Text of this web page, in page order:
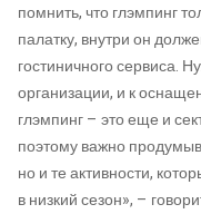
помнить, что глэмпинг
палатку, внутри он
гостиничного сервиса.
организации, и к
глэмпинг – это еще и
поэтому важно
но и те активности,
в низкий сезон», –